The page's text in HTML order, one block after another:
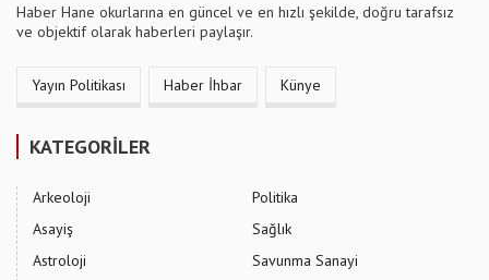
Haber Hane okurlarına en güncel ve en hızlı şekilde, doğru tarafsız
ve objektif olarak haberleri paylaşır.
Yayın Politikası Haber İhbar Künye
KATEGORİLER
Arkeoloji
Asayiş
Astroloji
Politika
Sağlık
Savunma Sanayi